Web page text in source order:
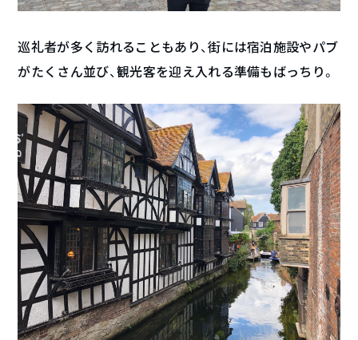
巡礼者が多く訪れることもあり、街には宿泊施設やパブ
がたくさん並び、観光客を迎え入れる準備もばっちり。